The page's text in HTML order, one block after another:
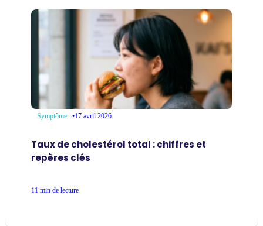
Symptôme •17 avril 2026
Taux de cholestérol total : chiffres et
repères clés
11 min de lecture